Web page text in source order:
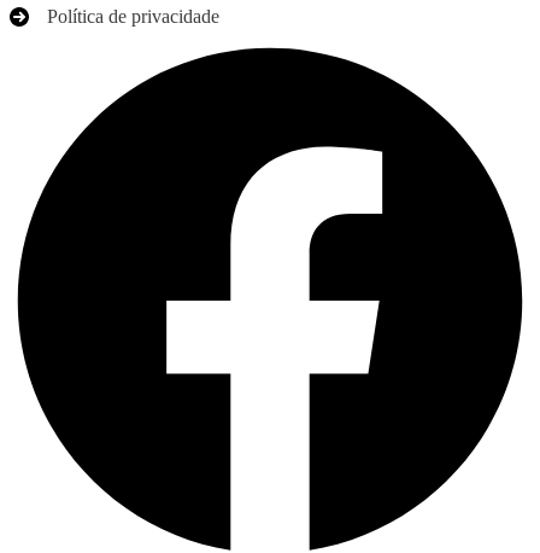
Política de privacidade